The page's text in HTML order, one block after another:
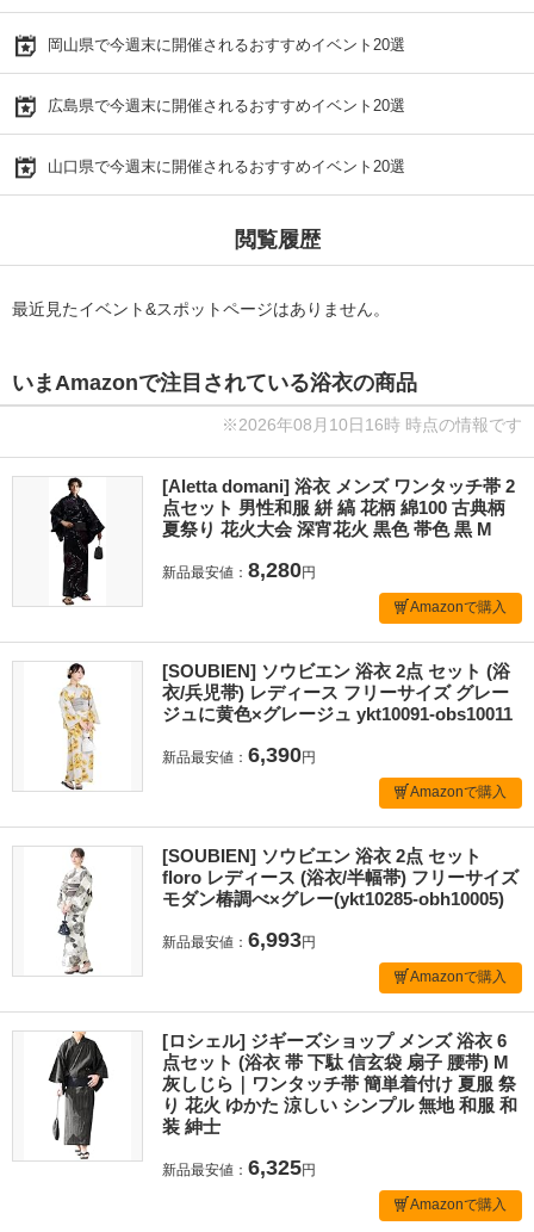
岡山県で今週末に開催されるおすすめイベント20選
広島県で今週末に開催されるおすすめイベント20選
山口県で今週末に開催されるおすすめイベント20選
閲覧履歴
最近見たイベント&スポットページはありません。
いまAmazonで注目されている浴衣の商品
※2026年08月10日16時 時点の情報です
[Aletta domani] 浴衣 メンズ ワンタッチ帯 2
点セット 男性和服 絣 縞 花柄 綿100 古典柄
夏祭り 花火大会 深宵花火 黒色 帯色 黒 M
新品最安値： 8,280円
Amazonで購入
[SOUBIEN] ソウビエン 浴衣 2点 セット (浴
衣/兵児帯) レディース フリーサイズ グレー
ジュに黄色×グレージュ ykt10091-obs10011
新品最安値： 6,390円
Amazonで購入
[SOUBIEN] ソウビエン 浴衣 2点 セット
floro レディース (浴衣/半幅帯) フリーサイズ
モダン椿調べ×グレー(ykt10285-obh10005)
新品最安値： 6,993円
Amazonで購入
[ロシェル] ジギーズショップ メンズ 浴衣 6
点セット (浴衣 帯 下駄 信玄袋 扇子 腰帯) M
灰しじら｜ワンタッチ帯 簡単着付け 夏服 祭
り 花火 ゆかた 涼しい シンプル 無地 和服 和
装 紳士
新品最安値： 6,325円
Amazonで購入